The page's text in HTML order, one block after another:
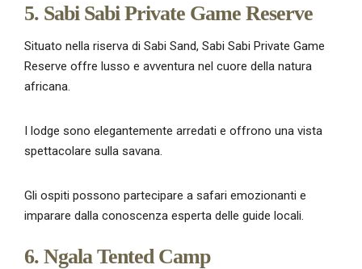
5. Sabi Sabi Private Game Reserve
Situato nella riserva di Sabi Sand, Sabi Sabi Private Game
Reserve offre lusso e avventura nel cuore della natura
africana.
I lodge sono elegantemente arredati e offrono una vista
spettacolare sulla savana.
Gli ospiti possono partecipare a safari emozionanti e
imparare dalla conoscenza esperta delle guide locali.
6. Ngala Tented Camp